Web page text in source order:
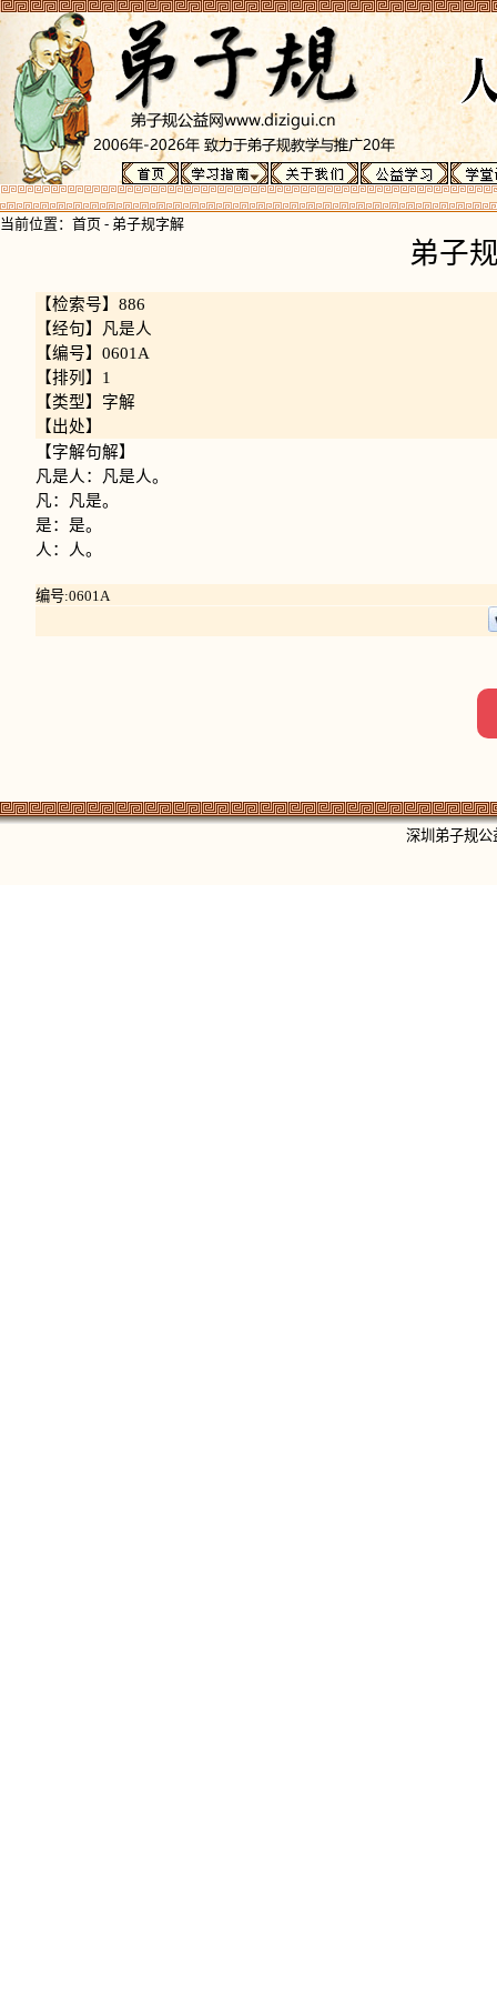
当前位置： 首页 - 弟子规字解
弟子
【检索号】886
【经句】凡是人
【编号】0601A
【排列】1
【类型】字解
【出处】
【字解句解】
凡是人：凡是人。
凡：凡是。
是：是。
人：人。
编号:0601A
深圳弟子规